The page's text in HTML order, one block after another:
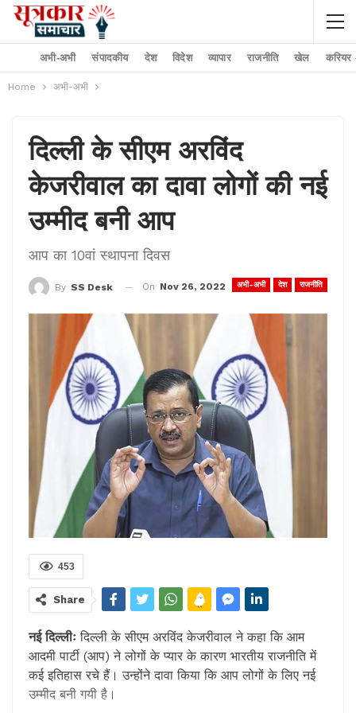
अभी-अभी संपादकीय देश विदेश व्यापार राजनीति खेल करियर
Home अभी-अभी
दिल्ली के सीएम अरविंद
केजरीवाल का दावा लोगों की नई
उम्मीद बनी आप
आप का 10वां स्थापना दिवस
अभी-अभी देश राजनीति
By SS Desk On Nov 26, 2022
453
Share
नई दिल्लीः दिल्ली के सीएम अरविंद केजरीवाल ने कहा कि आम
आदमी पार्टी (आप) ने लोगों के प्यार के कारण भारतीय राजनीति में
कई इतिहास रचे हैं। उन्होंने दावा किया कि आप लोगों के लिए नई
उम्मीद बनी गयी है।